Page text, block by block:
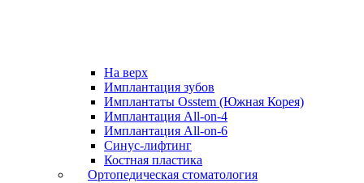
На верх
Имплантация зубов
Имплантаты Osstem (Южная Корея)
Имплантация All-on-4
Имплантация All-on-6
Синус-лифтинг
Костная пластика
Ортопедическая стоматология